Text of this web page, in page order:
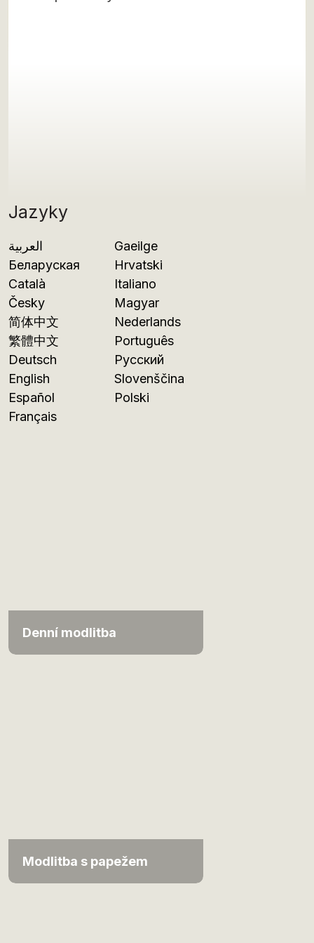
Jazyky
العربية
Беларуская
Català
Česky
简体中文
繁體中文
Deutsch
English
Español
Français
Gaeilge
Hrvatski
Italiano
Magyar
Nederlands
Português
Русский
Slovenščina
Polski
Denní modlitba
Modlitba s papežem